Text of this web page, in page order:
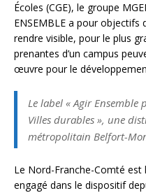
Écoles (CGE), le groupe
ENSEMBLE a pour
rendre visible, pour le plus
prenantes d’un campus
œuvre pour le
Le label « Agir Ensemble
Villes durables », une
métropolitain Belfort-
Le Nord-Franche-Comté est
engagé dans le dispositif